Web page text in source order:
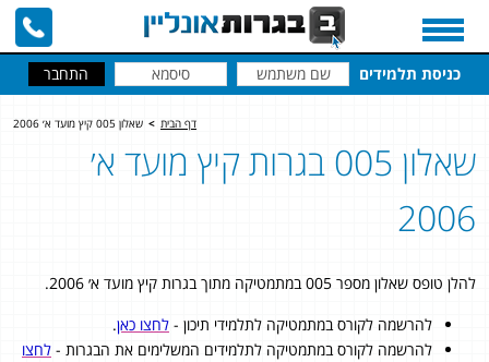
כניסת תלמידים
דף הבית > שאלון 005 קיץ מועד א׳ 2006
שאלון 005 בגרות קיץ מועד א׳
2006
להלן טופס שאלון מספר 005 במתמטיקה מתוך בגרות קיץ מועד א׳ 2006.
להרשמה לקורס במתמטיקה לתלמידי תיכון - לחצו כאן.
להרשמה לקורס במתמטיקה לתלמידים המשלימים את הבגרות - לחצו